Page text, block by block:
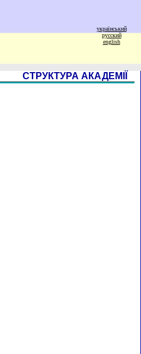
український
русский
english
СТРУКТУРА АКАДЕМІЇ